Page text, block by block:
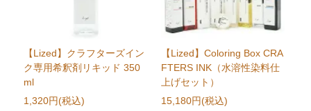
【Lized】クラフターズイン
ク専用希釈剤リキッド 350
ml
1,320円(税込)
【Lized】Coloring Box CRA
FTERS INK（水溶性染料仕
上げセット）
15,180円(税込)